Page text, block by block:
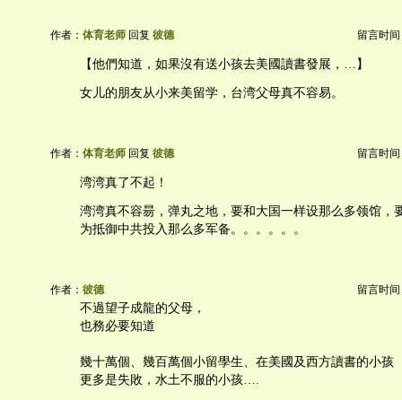
作者： 体育老师 回复 彼德 留言时间
【他們知道，如果沒有送小孩去美國讀書發展，…】
女儿的朋友从小来美留学，台湾父母真不容易。
作者： 体育老师 回复 彼德 留言时间
湾湾真了不起！
湾湾真不容昜，弹丸之地，要和大国一样设那么多领馆，
为抵御中共投入那么多军备。。。。。。
作者： 彼德 留言时间
不過望子成龍的父母，
也務必要知道
幾十萬個、幾百萬個小留學生、在美國及西方讀書的小孩
更多是失敗，水土不服的小孩….